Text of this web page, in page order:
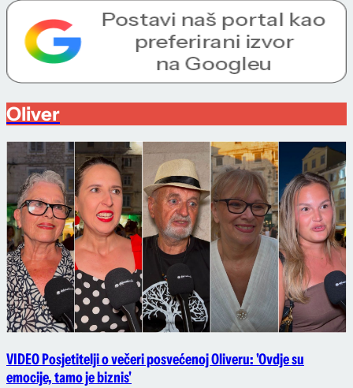
Oliver
VIDEO Posjetitelji o večeri posvećenoj Oliveru: 'Ovdje su
emocije, tamo je biznis'